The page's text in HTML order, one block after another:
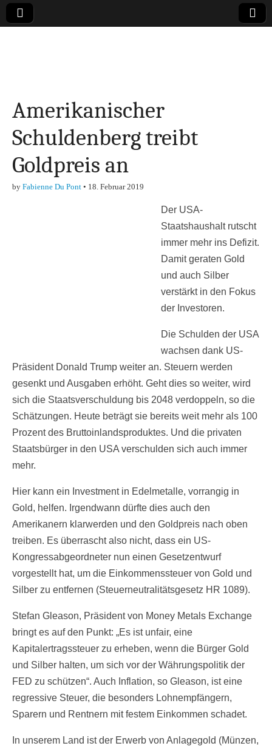
Finanzen,
Marketing-, Vertrieb-
& Investment-Tipps
Amerikanischer
Schuldenberg treibt
Goldpreis an
by Fabienne Du Pont • 18. Februar 2019
Der USA-
Staatshaushalt rutscht
immer mehr ins Defizit.
Damit geraten Gold
und auch Silber
verstärkt in den Fokus
der Investoren.
Die Schulden der USA
wachsen dank US-
Präsident Donald Trump weiter an. Steuern werden
gesenkt und Ausgaben erhöht. Geht dies so weiter, wird
sich die Staatsverschuldung bis 2048 verdoppeln, so die
Schätzungen. Heute beträgt sie bereits weit mehr als 100
Prozent des Bruttoinlandsproduktes. Und die privaten
Staatsbürger in den USA verschulden sich auch immer
mehr.
Hier kann ein Investment in Edelmetalle, vorrangig in
Gold, helfen. Irgendwann dürfte dies auch den
Amerikanern klarwerden und den Goldpreis nach oben
treiben. Es überrascht also nicht, dass ein US-
Kongressabgeordneter nun einen Gesetzentwurf
vorgestellt hat, um die Einkommenssteuer von Gold und
Silber zu entfernen (Steuerneutralitätsgesetz HR 1089).
Stefan Gleason, Präsident von Money Metals Exchange
bringt es auf den Punkt: „Es ist unfair, eine
Kapitalertragssteuer zu erheben, wenn die Bürger Gold
und Silber halten, um sich vor der Währungspolitik der
FED zu schützen“. Auch Inflation, so Gleason, ist eine
regressive Steuer, die besonders Lohnempfängern,
Sparern und Rentnern mit festem Einkommen schadet.
In unserem Land ist der Erwerb von Anlagegold (Münzen,